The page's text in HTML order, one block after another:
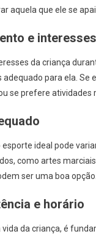
aquela que ele se
e
da criança
adequado para ela. Se
se prefere atividades
esporte ideal pode
como artes
ser uma boa opção.
e horário
da criança, é